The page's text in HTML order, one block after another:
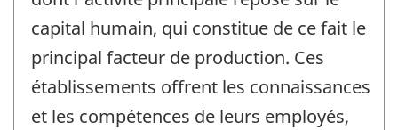
capital humain, qui constitue de ce fait le
principal facteur de production. Ces
établissements offrent les connaissances
et les compétences de leurs employés,